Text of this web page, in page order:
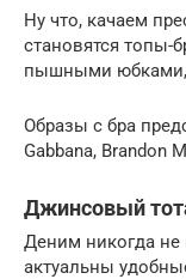
Ну что, качаем
становятся топы-
пышными
Образы с бра
Gabbana, Brandon
Джинсовый
Деним никогда
актуальны